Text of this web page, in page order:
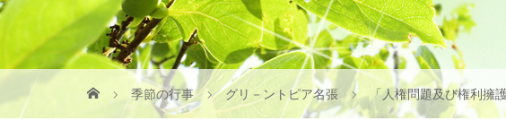
季節の行事 グリ－ントピア名張 「人権問題及び権利擁